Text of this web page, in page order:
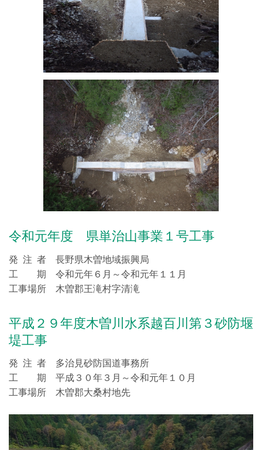
令和元年度 県単治山事業１号工事
発 注 者 長野県木曽地域振興局
工 期 令和元年６月～令和元年１１月
工事場所 木曽郡王滝村字清滝
平成２９年度木曽川水系越百川第３砂防堰
堤工事
発 注 者 多治見砂防国道事務所
工 期 平成３０年３月～令和元年１０月
工事場所 木曽郡大桑村地先